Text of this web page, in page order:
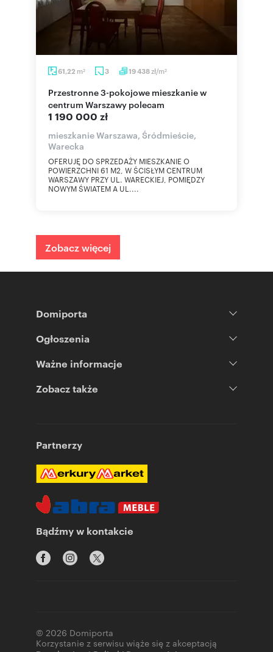
61,22 m2 3 19 438zł/m2
Przestronne 3-pokojowe mieszkanie w
centrum Warszawy polecam
1 190 000 zł
mieszkanie Warszawa, Śródmieście,
Warecka
OFERUJĘ DO SPRZEDAŻY MIESZKANIE O
POWIERZCHNI 61 M2, W ŚCISŁYM CENTRUM
WARSZAWY PRZY UL. WARECKIEJ, POMIĘDZY
NOWYM ŚWIATEM A UL....
Zobacz więcej
Domiporta
Ogłoszenia
Ważne informacje
Zobacz także
Partnerzy
Bądźmy w kontakcie
© 2026 Domiporta
Korzystanie z serwisu wiąże się z akceptacją